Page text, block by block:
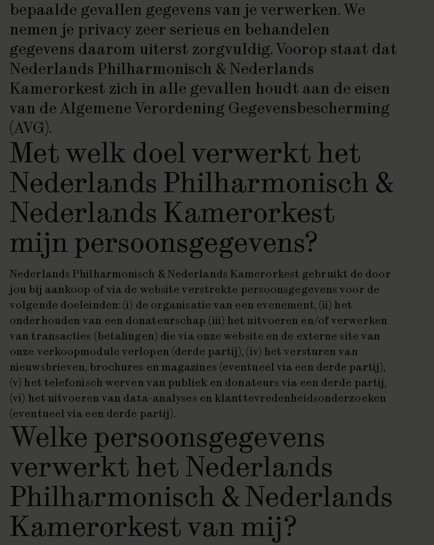
bepaalde gevallen gegevens van je verwerken. We
nemen je privacy zeer serieus en behandelen
gegevens daarom uiterst zorgvuldig. Voorop staat dat
Nederlands Philharmonisch & Nederlands
Kamerorkest zich in alle gevallen houdt aan de eisen
van de Algemene Verordening Gegevensbescherming
(AVG).
Met welk doel verwerkt het
Nederlands Philharmonisch &
Nederlands Kamerorkest
mijn persoonsgegevens?
Nederlands Philharmonisch & Nederlands Kamerorkest gebruikt de door
jou bij aankoop of via de website verstrekte persoonsgegevens voor de
volgende doeleinden: (i) de organisatie van een evenement, (ii) het
onderhouden van een donateurschap (iii) het uitvoeren en/of verwerken
van transacties (betalingen) die via onze website en de externe site van
onze verkoopmodule verlopen (derde partij), (iv) het versturen van
nieuwsbrieven, brochures en magazines (eventueel via een derde partij),
(v) het telefonisch werven van publiek en donateurs via een derde partij,
(vi) het uitvoeren van data-analyses en klanttevredenheidsonderzoeken
(eventueel via een derde partij).
Welke persoonsgegevens
verwerkt het Nederlands
Philharmonisch & Nederlands
Kamerorkest van mij?